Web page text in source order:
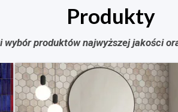
Produkty
wybór produktów najwyższej jakości